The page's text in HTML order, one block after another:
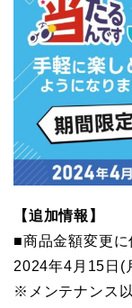
【追加情報】
■商品金額変更
2024年4月15日(
※メンテナンス